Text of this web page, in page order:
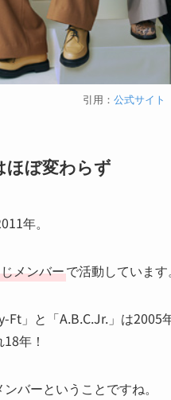
引用： 公式サイト
ほぼ変わらず
年。
メンバーで活動しています。
Ft」と「A.B.C.Jr.」は
年！
バーということですね。